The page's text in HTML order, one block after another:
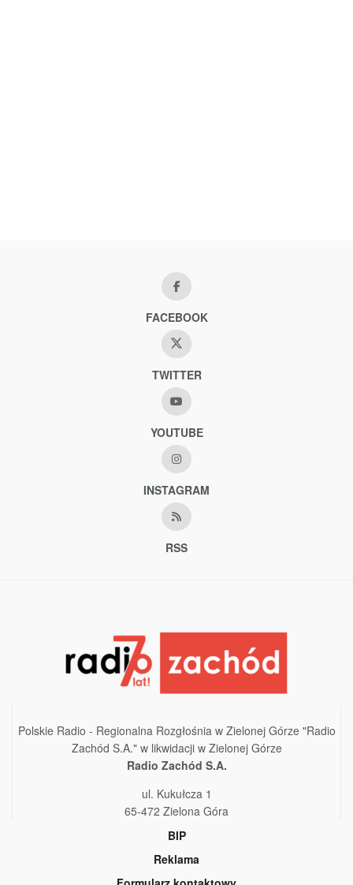
FACEBOOK
TWITTER
YOUTUBE
INSTAGRAM
RSS
Polskie Radio - Regionalna Rozgłośnia w Zielonej Górze "Radio
Zachód S.A." w likwidacji w Zielonej Górze
Radio Zachód S.A.
ul. Kukułcza 1
65-472 Zielona Góra
BIP
Reklama